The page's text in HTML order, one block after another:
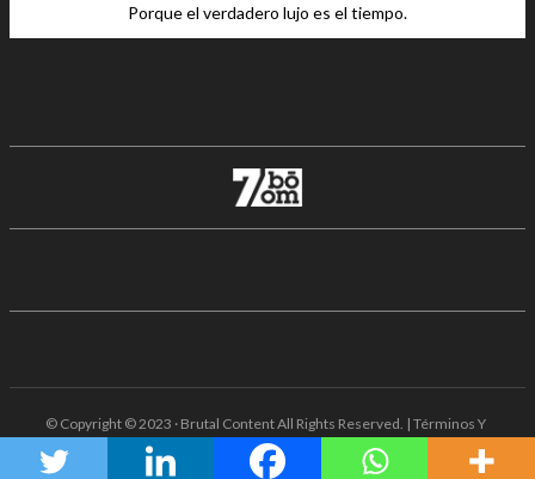
Porque el verdadero lujo es el tiempo.
© Copyright © 2023 · Brutal Content All Rights Reserved. | Términos Y
Condiciones · Aviso De Privacidad